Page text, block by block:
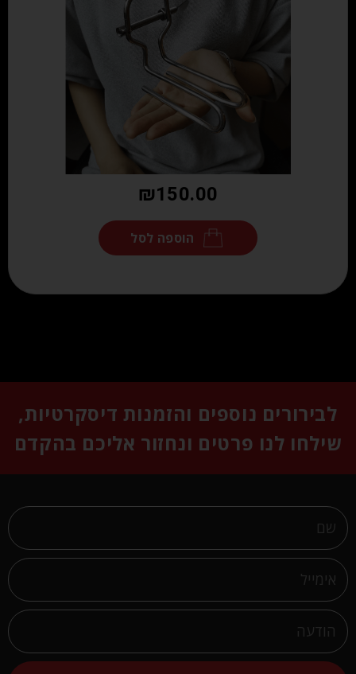
₪150.00
הוספה לסל
לבירורים נוספים והזמנות דיסקרטיות,
שילחו לנו פרטים ונחזור אליכם בהקדם